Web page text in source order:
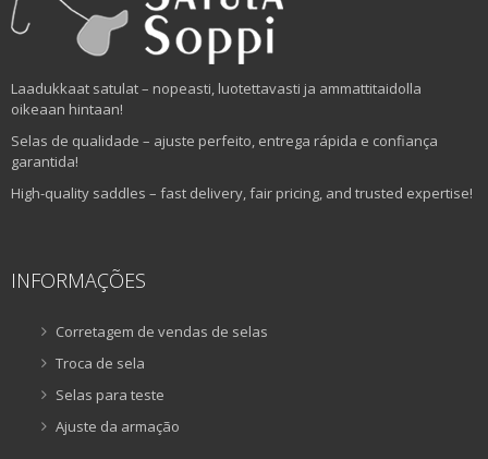
Laadukkaat satulat – nopeasti, luotettavasti ja ammattitaidolla
oikeaan hintaan!
Selas de qualidade – ajuste perfeito, entrega rápida e confiança
garantida!
High-quality saddles – fast delivery, fair pricing, and trusted expertise!
INFORMAÇÕES
Corretagem de vendas de selas
Troca de sela
Selas para teste
Ajuste da armação